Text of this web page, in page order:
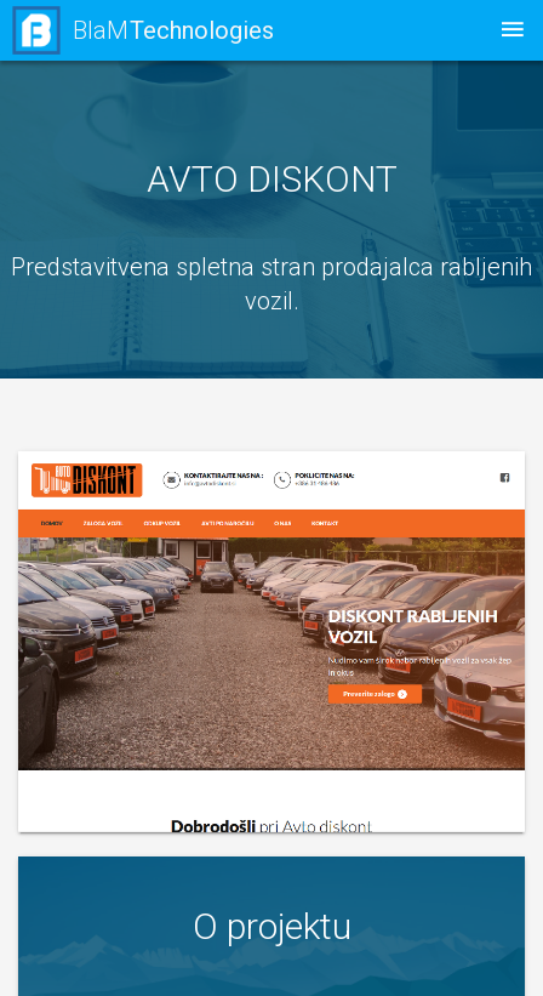
BlaMTechnologies
AVTO DISKONT
Predstavitvena spletna stran prodajalca rabljenih
vozil.
O projektu